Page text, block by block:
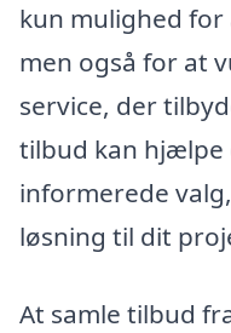
kun mulighed for
men også for at
service, der
tilbud kan
informerede
løsning til dit
At samle tilbud